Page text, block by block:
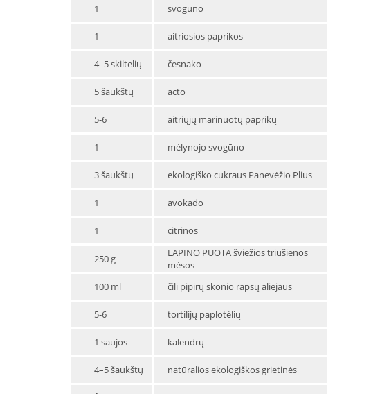
1 svogūno
1 aitriosios paprikos
4–5 skiltelių česnako
5 šaukštų acto
5-6 aitriųjų marinuotų paprikų
1 mėlynojo svogūno
3 šaukštų ekologiško cukraus Panevėžio Plius
1 avokado
1 citrinos
250 g
LAPINO PUOTA šviežios triušienos
mėsos
100 ml
čili pipirų skonio rapsų aliejaus
5-6 tortilijų paplotėlių
1 saujos kalendrų
4–5 šaukštų natūralios ekologiškos grietinės